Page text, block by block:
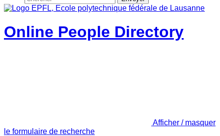
Online People Directory
Afficher / masquer
le formulaire de recherche